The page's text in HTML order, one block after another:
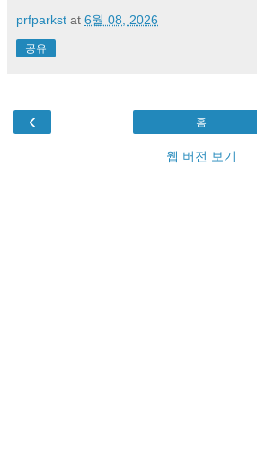
prfparkst at 6월 08, 2026
공유
‹ 홈
웹 버전 보기